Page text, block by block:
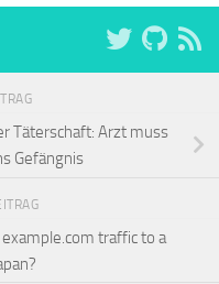
Täterschaft: Arzt muss
Gefängnis
traffic to a